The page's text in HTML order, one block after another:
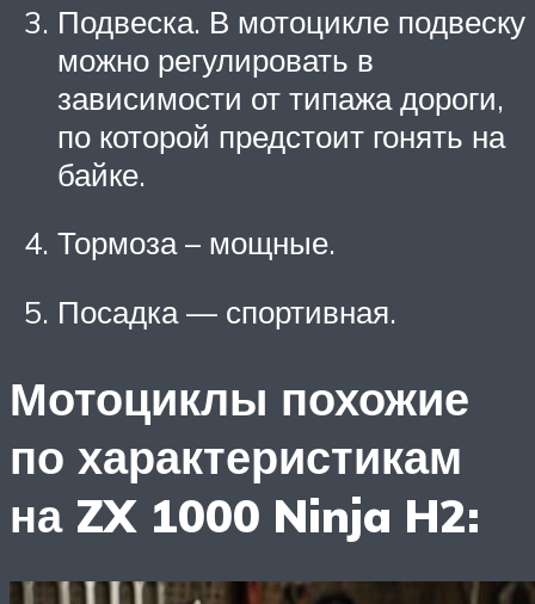
Подвеска. В мотоцикле подвеску
можно регулировать в
зависимости от типажа дороги,
по которой предстоит гонять на
байке.
Тормоза – мощные.
Посадка — спортивная.
Мотоциклы похожие
по характеристикам
на ZX 1000 Ninja H2: